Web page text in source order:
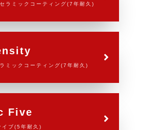
ラミックコーティング(7年耐久)
ミックコーティング(7年耐久)
Five
イブ(5年耐久)